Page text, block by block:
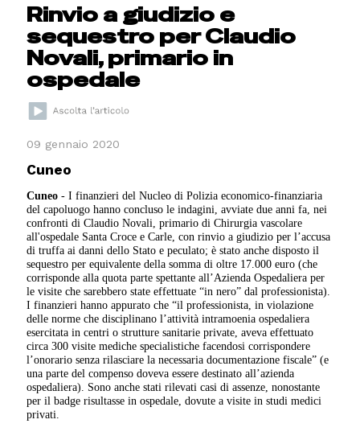
Rinvio a giudizio e
sequestro per Claudio
Novali, primario in
ospedale
09 gennaio 2020
Cuneo
Cuneo - I finanzieri del Nucleo di Polizia economico-finanziaria
del capoluogo hanno concluso le indagini, avviate due anni fa, nei
confronti di Claudio Novali, primario di Chirurgia vascolare
all'ospedale Santa Croce e Carle, con rinvio a giudizio per l’accusa
di truffa ai danni dello Stato e peculato; è stato anche disposto il
sequestro per equivalente della somma di oltre 17.000 euro (che
corrisponde alla quota parte spettante all’Azienda Ospedaliera per
le visite che sarebbero state effettuate “in nero” dal professionista).
I finanzieri hanno appurato che “il professionista, in violazione
delle norme che disciplinano l’attività intramoenia ospedaliera
esercitata in centri o strutture sanitarie private, aveva effettuato
circa 300 visite mediche specialistiche facendosi corrispondere
l’onorario senza rilasciare la necessaria documentazione fiscale” (e
una parte del compenso doveva essere destinato all’azienda
ospedaliera). Sono anche stati rilevati casi di assenze, nonostante
per il badge risultasse in ospedale, dovute a visite in studi medici
privati.